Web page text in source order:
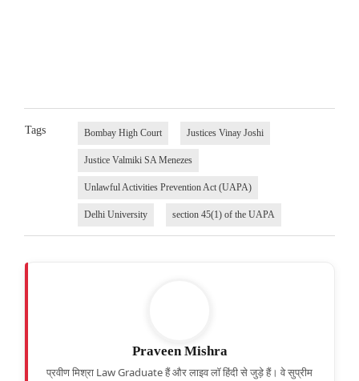
Tags Bombay High Court Justices Vinay Joshi
Justice Valmiki SA Menezes
Unlawful Activities Prevention Act (UAPA)
Delhi University section 45(1) of the UAPA
Praveen Mishra
प्रवीण मिश्रा Law Graduate हैं और लाइव लॉ हिंदी से जुड़े हैं। वे सुप्रीम